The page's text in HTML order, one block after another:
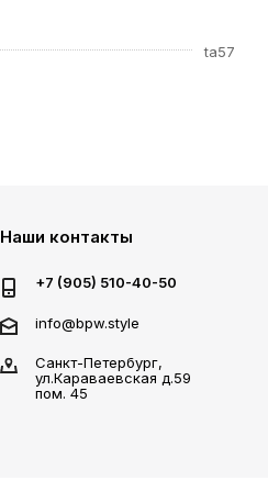
ta57
Наши контакты
+7 (905) 510-40-50
info@bpw.style
Санкт-Петербург,
ул.Караваевская д.59
пом. 45